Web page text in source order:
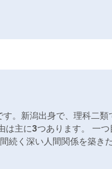
。新潟出身で、理科二類
主に3つあります。 一つ
続く深い人間関係を築き